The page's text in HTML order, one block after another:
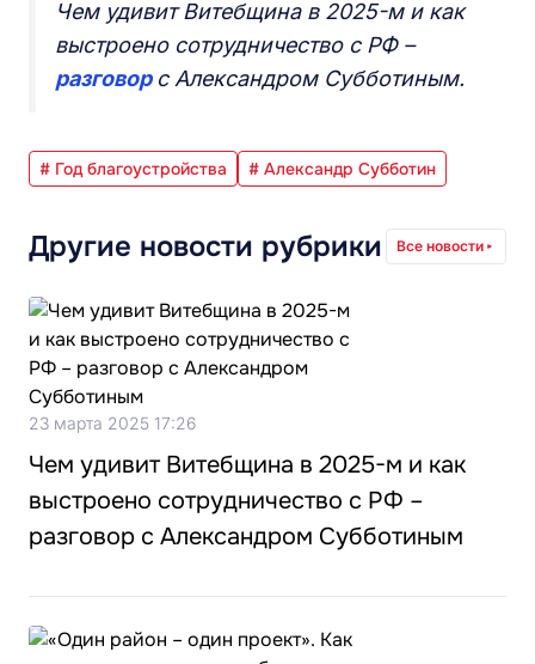
Чем удивит Витебщина в 2025-м и как
выстроено сотрудничество с РФ –
разговор с Александром Субботиным.
# Год благоустройства # Александр Субботин
Другие новости рубрики Все новости
23 марта 2025 17:26
Чем удивит Витебщина в 2025-м и как
выстроено сотрудничество с РФ –
разговор с Александром Субботиным